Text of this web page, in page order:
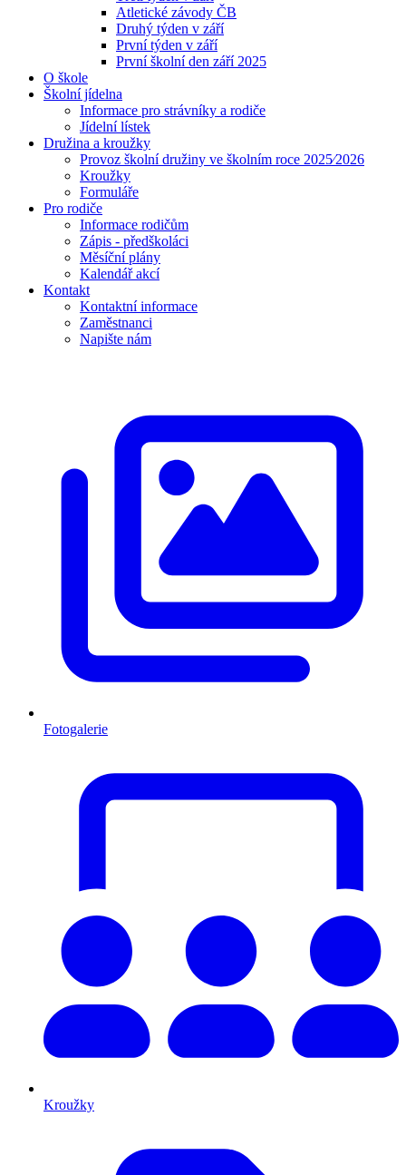
Atletické závody ČB
Druhý týden v září
První týden v září
První školní den září 2025
O škole
Školní jídelna
Informace pro strávníky a rodiče
Jídelní lístek
Družina a kroužky
Provoz školní družiny ve školním roce 2025⁄2026
Kroužky
Formuláře
Pro rodiče
Informace rodičům
Zápis - předškoláci
Měsíční plány
Kalendář akcí
Kontakt
Kontaktní informace
Zaměstnanci
Napište nám
Fotogalerie
Kroužky